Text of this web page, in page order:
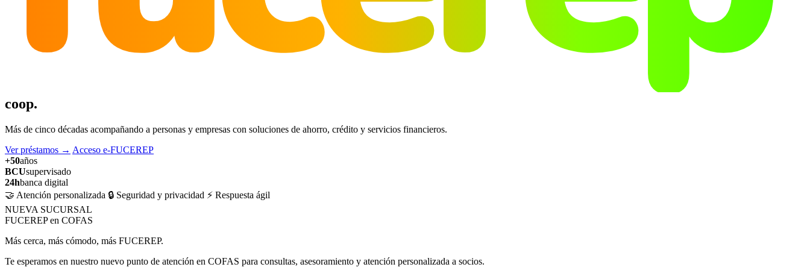
coop.
Más de cinco décadas acompañando a personas y empresas con soluciones de ahorro, crédito y servicios financieros.
Ver préstamos → Acceso e-FUCEREP
+50años
BCUsupervisado
24hbanca digital
🤝 Atención personalizada 🔒 Seguridad y privacidad ⚡ Respuesta ágil
NUEVA SUCURSAL
FUCEREP en COFAS
Más cerca, más cómodo, más FUCEREP.
Te esperamos en nuestro nuevo punto de atención en COFAS para consultas, asesoramiento y atención personalizada a socios.